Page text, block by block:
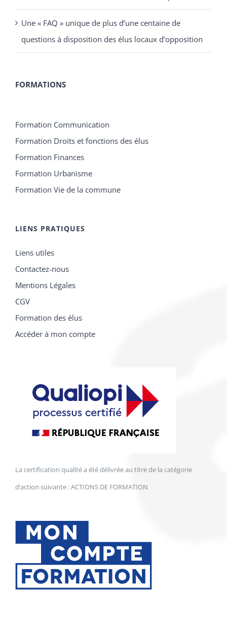
Une « FAQ » unique de plus d’une centaine de
questions à disposition des élus locaux d’opposition
FORMATIONS
Formation Communication
Formation Droits et fonctions des élus
Formation Finances
Formation Urbanisme
Formation Vie de la commune
LIENS PRATIQUES
Liens utiles
Contactez-nous
Mentions Légales
CGV
Formation des élus
Accéder à mon compte
La certification qualité a été délivrée au titre de la catégorie
d’action suivante : ACTIONS DE FORMATION